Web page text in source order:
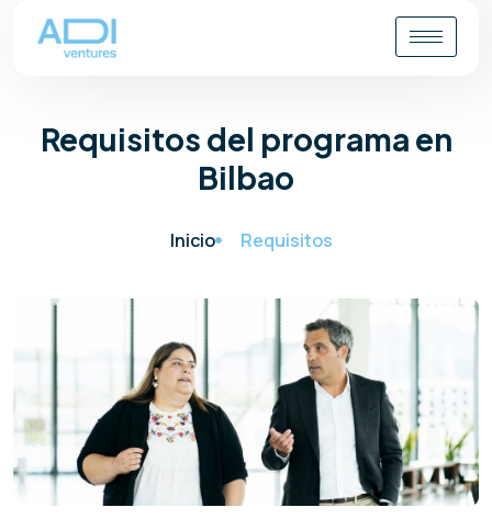
Requisitos del programa en
Bilbao
Inicio Requisitos